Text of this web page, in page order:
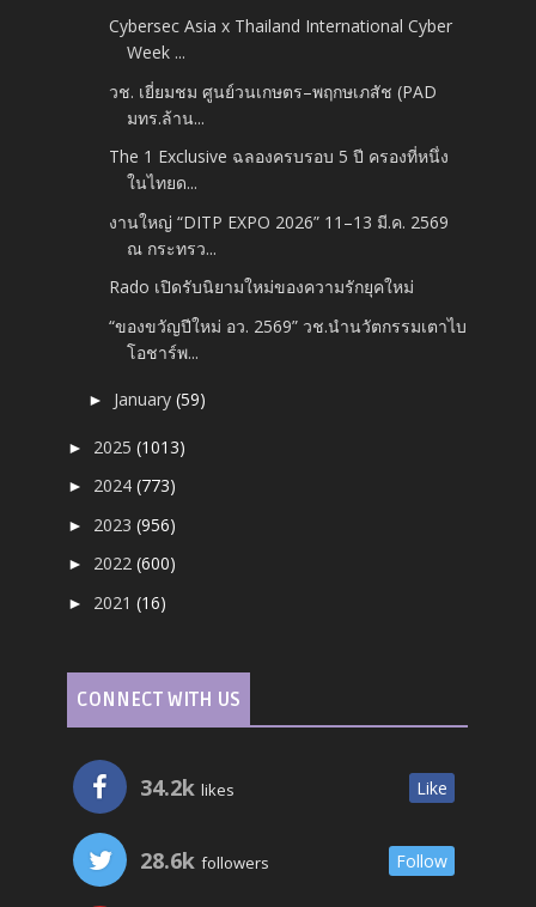
Cybersec Asia x Thailand International Cyber
Week ...
วช. เยี่ยมชม ศูนย์วนเกษตร–พฤกษเภสัช (PAD
มทร.ล้าน...
The 1 Exclusive ฉลองครบรอบ 5 ปี ครองที่หนึ่ง
ในไทยด...
งานใหญ่ “DITP EXPO 2026” 11–13 มี.ค. 2569
ณ กระทรว...
Rado เปิดรับนิยามใหม่ของความรักยุคใหม่
“ของขวัญปีใหม่ อว. 2569” วช.นำนวัตกรรมเตาไบ
โอชาร์พ...
► January(59)
► 2025(1013)
► 2024(773)
► 2023(956)
► 2022(600)
► 2021(16)
CONNECT WITH US
34.2k likes Like
28.6k followers Follow